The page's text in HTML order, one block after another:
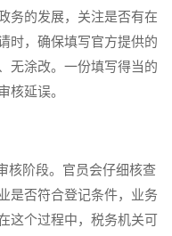
务的发展，关注是否有在
时，确保填写官方提供的
无涂改。一份填写得当的
核延误。
阶段。官员会仔细核查
是否符合登记条件，业务
这个过程中，税务机关可